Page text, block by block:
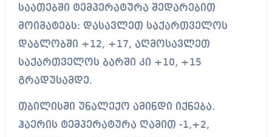
საათებში ტემპერატურა შედარებით
მოიმატებს: დასავლეთ საქართველოს
დაბლობში +12, +17, აღმოსავლეთ
საქართველოს ბარში კი +10, +15
გრადუსამდე.
თბილისში უნალექო ამინდი იქნება.
ჰაერის ტემპერატურა ღამით -1,+2,